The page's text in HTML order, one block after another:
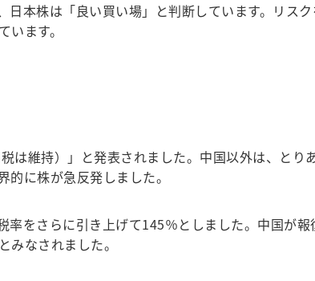
本株は「良い買い場」と判断しています。リス
しています。
は維持）」と発表されました。中国以外は、と
に株が急反発しました。
をさらに引き上げて145％としました。中国が
なされました。